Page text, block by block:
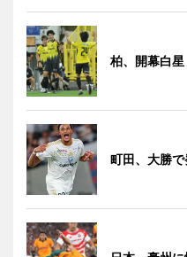
柏、開幕白
町田、大勝